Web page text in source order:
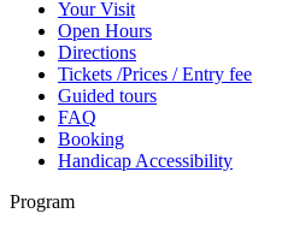
Your Visit
Open Hours
Directions
Tickets /Prices / Entry fee
Guided tours
FAQ
Booking
Handicap Accessibility
Program